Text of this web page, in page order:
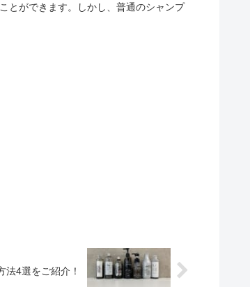
とができます。しかし、普通のシャンプ
4選をご紹介！